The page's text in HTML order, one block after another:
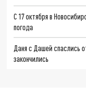
С 17 октября в
погода
Даня с Дашей спаслись
закончились